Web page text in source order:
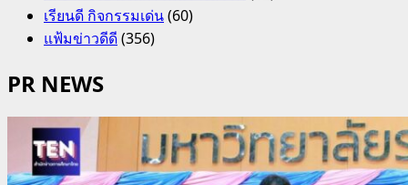
เรียนดี กิจกรรมเด่น(60)
แฟ้มข่าวดีดี(356)
PR NEWS